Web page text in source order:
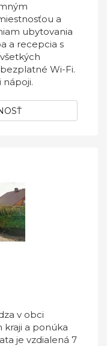
a
ubytovania
a recepcia s
Wi-Fi.
v obci
kraji a ponúka
je vzdialená 7